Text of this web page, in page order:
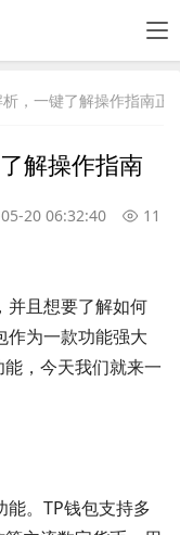
，一键了解操作指南正
解操作指南
20 06:32:40
11
并且想要了解如何
作为一款功能强大
，今天我们就来一
能。TP钱包支持多